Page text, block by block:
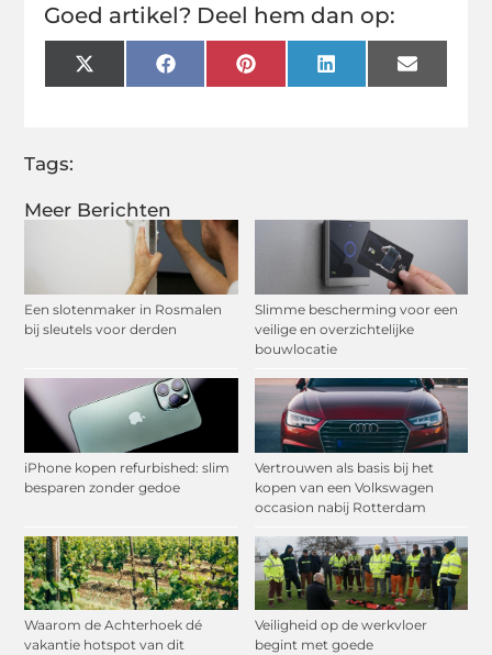
Meer Berichten
Een slotenmaker in Rosmalen
bij sleutels voor derden
Slimme bescherming voor een
veilige en overzichtelijke
bouwlocatie
iPhone kopen refurbished: slim
besparen zonder gedoe
Vertrouwen als basis bij het
kopen van een Volkswagen
occasion nabij Rotterdam
Waarom de Achterhoek dé
vakantie hotspot van dit
Veiligheid op de werkvloer
begint met goede
Goed artikel? Deel hem dan op:
X
(Twitter)
FacebookPinterestLinkedInEmail
Tags: